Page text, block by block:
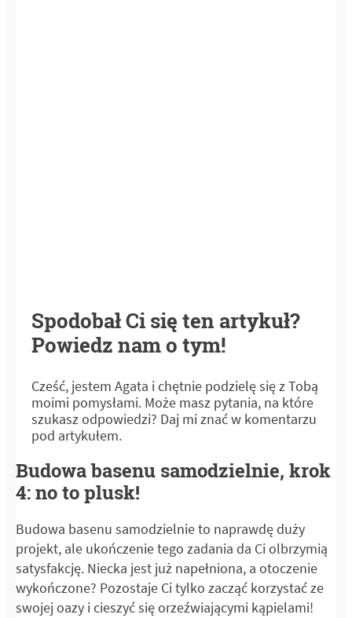
Spodobał Ci się ten artykuł?
Powiedz nam o tym!
Cześć, jestem Agata i chętnie podzielę się z Tobą
moimi pomysłami. Może masz pytania, na które
szukasz odpowiedzi? Daj mi znać w komentarzu
pod artykułem.
Budowa basenu samodzielnie, krok
4: no to plusk!
Budowa basenu samodzielnie to naprawdę duży
projekt, ale ukończenie tego zadania da Ci olbrzymią
satysfakcję. Niecka jest już napełniona, a otoczenie
wykończone? Pozostaje Ci tylko zacząć korzystać ze
swojej oazy i cieszyć się orzeźwiającymi kąpielami!